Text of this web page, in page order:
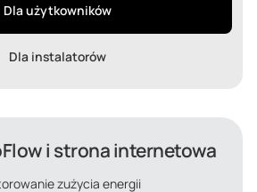
Dla użytkowników
Dla instalatorów
i strona internetowa
zużycia energii